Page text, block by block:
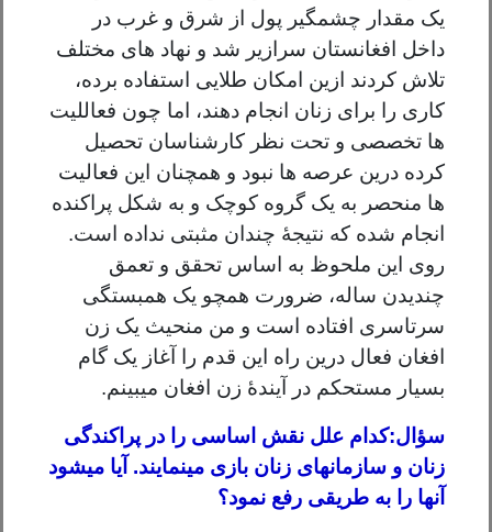
یک مقدار چشمگیر پول از شرق و غرب در
داخل افغانستان سرازیر شد و نهاد های مختلف
تلاش کردند ازین امکان طلایی استفاده برده،
کاری را برای زنان انجام دهند، اما چون فعاللیت
ها تخصصی و تحت نظر کارشناسان تحصیل
کرده درین عرصه ها نبود و همچنان این فعالیت
ها منحصر به یک گروه کوچک و به شکل پراکنده
انجام شده که نتیجۀ چندان مثبتی نداده است.
روی این ملحوظ به اساس تحقق و تعمق
چندیدن ساله، ضرورت همچو یک همبستگی
سرتاسری افتاده است و من منحیث یک زن
افغان فعال درین راه این قدم را آغاز یک گام
بسیار مستحکم در آیندۀ زن افغان میبینم.
سؤال:کدام علل نقش اساسی را در پراکندگی
زنان و سازمانهای زنان بازی مینمایند. آیا میشود
آنها را به طریقی رفع نمود؟